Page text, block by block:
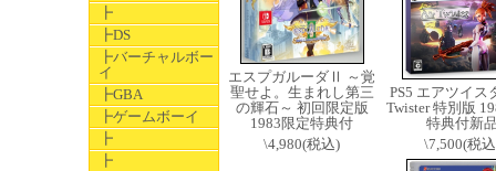
┣
┣DS
┣バーチャルボー
イ
┣GBA
┣ゲームボーイ
┣
┣
エスプガルーダⅡ ～覚
聖せよ。生まれし第三
の輝石～ 初回限定版
1983限定特典付
\4,980(税込)
PS5 エアツイス
Twister 特別版
特典付新
\7,500(税